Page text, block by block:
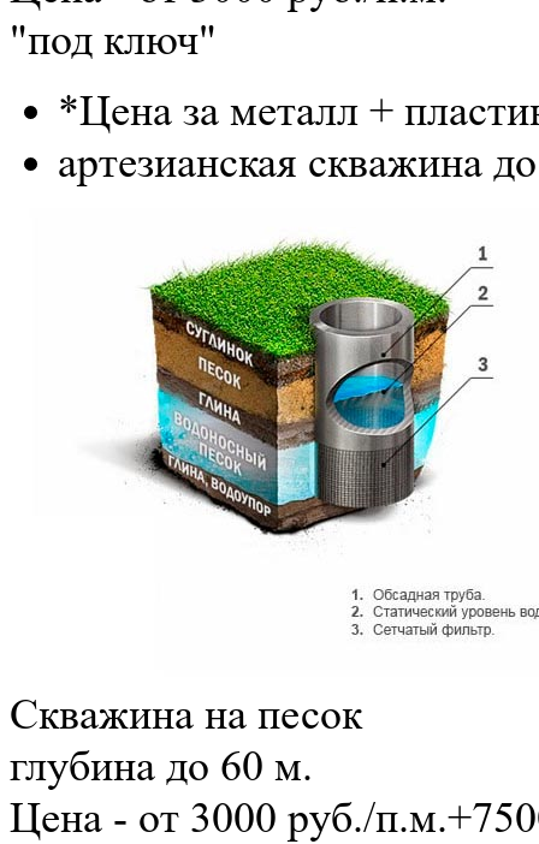
"под ключ"
*Цена за металл +
артезианская скважина
Скважина на песок
глубина до 60 м.
Цена - от 3000 руб./